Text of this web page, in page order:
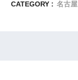
CATEGORY : 名古屋